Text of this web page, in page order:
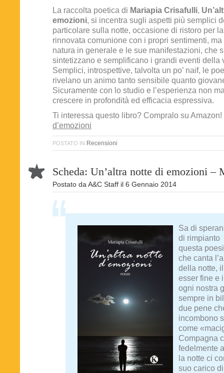
La raccolta poetica di Mariapia Crisafulli,
emozioni, si incentra sugli aspetti più semplici
particolare sulla notte, occasione di ristoro per
rinnovata comunione con i propri sentimenti,
natura in generale e le sue manifestazioni, che
sintetizzano e semplificano i grandi eventi della
Semplici, introspettive, talvolta un po’ naif, le
rivelano un animo tanto sensibile quanto
Sicuramente con lo studio e l’esperienza non
crescere in profondità ed efficacia espressiva.
Ti interessa questo libro? Compralo su Amazon!
d’emozioni
POSTATO IN Recensioni
Scheda: Un’altra notte di emozioni –
Postato da A&C Staff il 6 Gennaio 2014
Sa di
di rimpianto
questa
che canta
della notte,
esser fine e
ogni nostra
sempre in
due pene
incombono
come
Compagna
fedelmente
la notte ci
suo carico